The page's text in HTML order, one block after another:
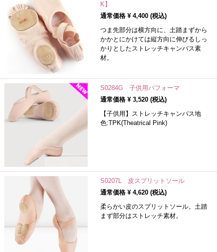
K】
通常価格 ¥ 4,400(税込)
つま先部分は横方向に、土踏まずから
かかとにかけては縦方向に伸びるしっ
かりとしたストレッチキャンバス素
材。
S0284G 子供用パフォーマ
通常価格 ¥ 3,520(税込)
【子供用】ストレッチキャンバス地
色:TPK(Theatrical Pink)
S0207L 皮スプリットソール
通常価格 ¥ 4,620(税込)
柔らかい皮のスプリットソール。土踏
まず部分はストレッチ素材。